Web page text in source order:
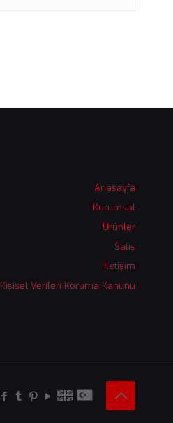
Anasayfa
Kurumsal
Ürünler
Satış
İletişim
Kişisel Verileri Koruma Kanunu